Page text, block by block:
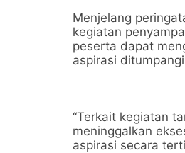
Menjelang
kegiatan
peserta dapat
aspirasi
“Terkait kegiatan
meninggalkan
aspirasi secara